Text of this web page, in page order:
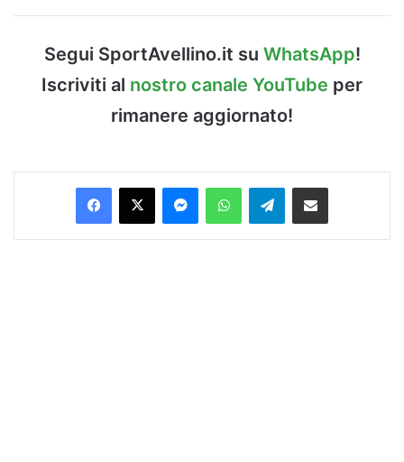
Segui SportAvellino.it su WhatsApp!
Iscriviti al nostro canale YouTube per
rimanere aggiornato!
Facebook
X MessengerWhatsAppTelegramCondividi via Email